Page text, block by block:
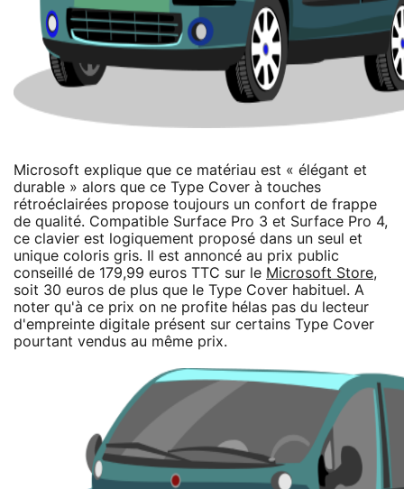
Microsoft explique que ce matériau est « élégant et
durable » alors que ce Type Cover à touches
rétroéclairées propose toujours un confort de frappe
de qualité. Compatible Surface Pro 3 et Surface Pro 4,
ce clavier est logiquement proposé dans un seul et
unique coloris gris. Il est annoncé au prix public
conseillé de 179,99 euros TTC sur le Microsoft Store,
soit 30 euros de plus que le Type Cover habituel. A
noter qu'à ce prix on ne profite hélas pas du lecteur
d'empreinte digitale présent sur certains Type Cover
pourtant vendus au même prix.